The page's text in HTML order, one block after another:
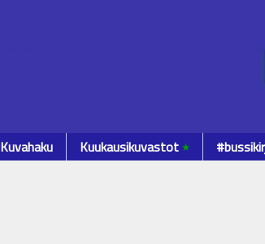
Kuvahaku Kuukausikuvastot٭